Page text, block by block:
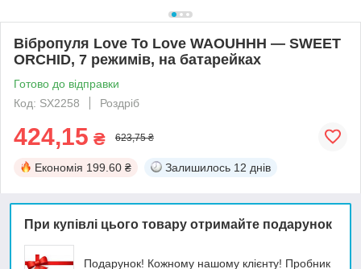
Вібропуля Love To Love WAOUHHH — SWEET
ORCHID, 7 режимів, на батарейках
Готово до відправки
Код: SX2258
Роздріб
424,15 ₴ 623,75 ₴
Економія 199.60 ₴ Залишилось 12 днів
При купівлі цього товару отримайте подарунок
Подарунок! Кожному нашому клієнту! Пробник